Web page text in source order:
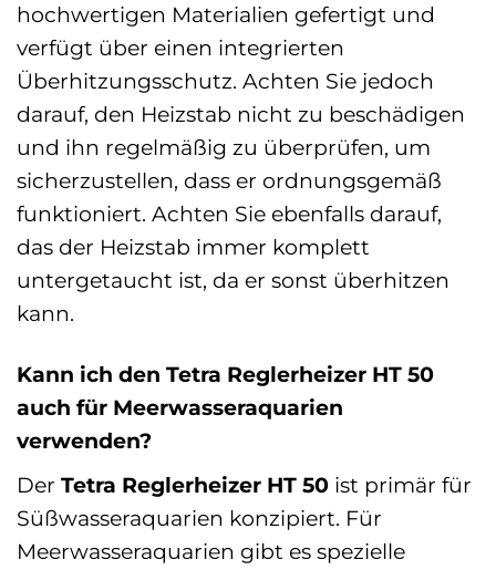
hochwertigen Materialien gefertigt und
verfügt über einen integrierten
Überhitzungsschutz. Achten Sie jedoch
darauf, den Heizstab nicht zu beschädigen
und ihn regelmäßig zu überprüfen, um
sicherzustellen, dass er ordnungsgemäß
funktioniert. Achten Sie ebenfalls darauf,
das der Heizstab immer komplett
untergetaucht ist, da er sonst überhitzen
kann.
Kann ich den Tetra Reglerheizer HT 50
auch für Meerwasseraquarien
verwenden?
Der Tetra Reglerheizer HT 50 ist primär für
Süßwasseraquarien konzipiert. Für
Meerwasseraquarien gibt es spezielle